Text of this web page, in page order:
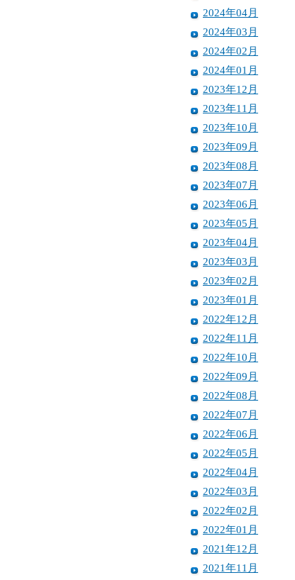
2024年04月
2024年03月
2024年02月
2024年01月
2023年12月
2023年11月
2023年10月
2023年09月
2023年08月
2023年07月
2023年06月
2023年05月
2023年04月
2023年03月
2023年02月
2023年01月
2022年12月
2022年11月
2022年10月
2022年09月
2022年08月
2022年07月
2022年06月
2022年05月
2022年04月
2022年03月
2022年02月
2022年01月
2021年12月
2021年11月